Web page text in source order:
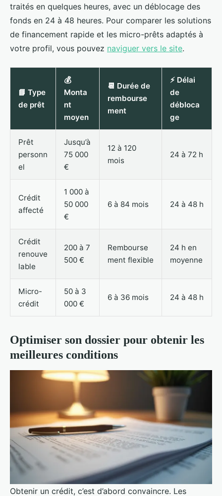
traités en quelques heures, avec un déblocage des
fonds en 24 à 48 heures. Pour comparer les solutions
de financement rapide et les micro-prêts adaptés à
votre profil, vous pouvez naviguer vers le site.
📘 Type
de prêt
💰
Monta
nt
moyen
📆 Durée de
rembourse
ment
⚡ Délai
de
débloca
ge
Prêt
personn
el
Jusqu’à
75 000
€
12 à 120
mois
24 à 72 h
Crédit
affecté
1 000 à
50 000
€
6 à 84 mois 24 à 48 h
Crédit
renouve
lable
200 à 7
500 €
Rembourse
ment flexible
24 h en
moyenne
Micro-
crédit
50 à 3
000 €
6 à 36 mois 24 à 48 h
Optimiser son dossier pour obtenir les
meilleures conditions
Obtenir un crédit, c’est d’abord convaincre. Les